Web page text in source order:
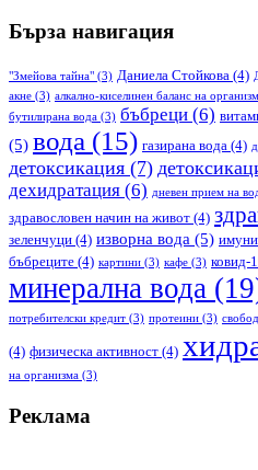
Бърза навигация
"Змейова тайна" (3) Даниела Стойкова (4)
акне (3) алкално-киселинен баланс на
бутилирана вода (3) бъбреци (6)
(5) вода (15) газирана вода (4)
детоксикация (7)
дехидратация (6) дневен прием на
здравословен начин на живот (4)
зеленчуци (4) изворна вода (5)
бъбреците (4) картини (3) кафе (3) ковид-
минерална вода
потребителски кредит (3) протеини (3)
(4) физическа активност (4)
на организма (3)
Реклама